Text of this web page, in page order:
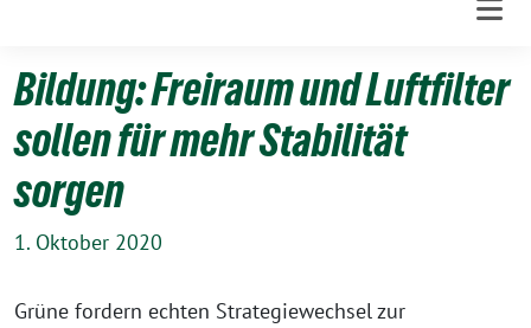
Bildung: Freiraum und Luftfilter
sollen für mehr Stabilität
sorgen
1. Oktober 2020
Grüne fordern echten Strategiewechsel zur